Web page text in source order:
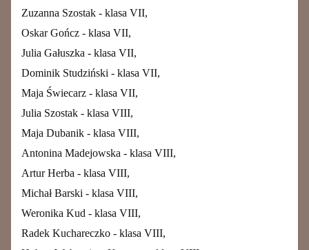
Zuzanna Szostak - klasa VII,
Oskar Gończ - klasa VII,
Julia Gałuszka - klasa VII,
Dominik Studziński - klasa VII,
Maja Świecarz - klasa VII,
Julia Szostak - klasa VIII,
Maja Dubanik - klasa VIII,
Antonina Madejowska - klasa VIII,
Artur Herba - klasa VIII,
Michał Barski - klasa VIII,
Weronika Kud - klasa VIII,
Radek Kuchareczko - klasa VIII,